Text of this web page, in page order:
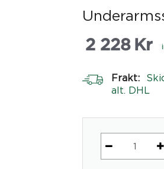
2 228 Kr
Frakt:
alt. DHL